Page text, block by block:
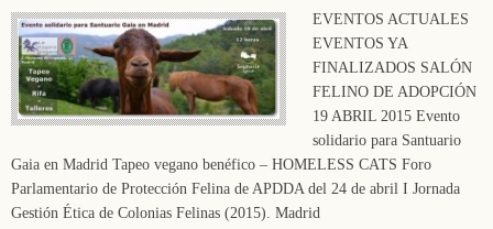
EVENTOS ACTUALES
EVENTOS YA
FINALIZADOS SALÓN
FELINO DE ADOPCIÓN
19 ABRIL 2015 Evento
solidario para Santuario
Gaia en Madrid Tapeo vegano benéfico – HOMELESS CATS Foro
Parlamentario de Protección Felina de APDDA del 24 de abril I Jornada
Gestión Ética de Colonias Felinas (2015). Madrid